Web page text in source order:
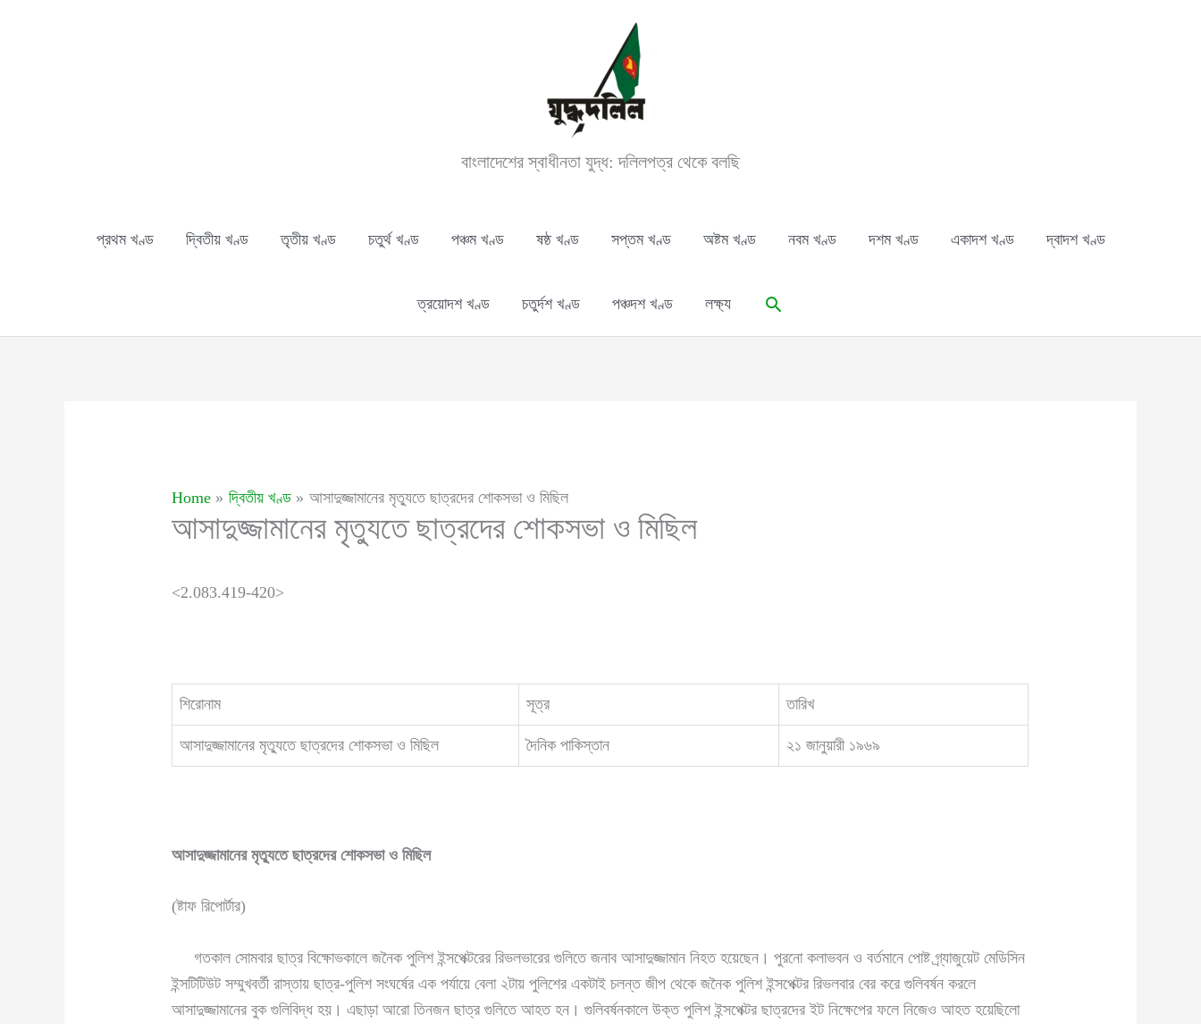
বাংলাদেশের স্বাধীনতা যুদ্ধ: দলিলপত্র থেকে বলছি
প্রথম খণ্ড দ্বিতীয় খণ্ড তৃতীয় খণ্ড চতুর্থ খণ্ড পঞ্চম খণ্ড ষষ্ঠ খণ্ড সপ্তম খণ্ড অষ্টম খণ্ড নবম খণ্ড দশম খণ্ড একাদশ খণ্ড দ্বাদশ খণ্ড
ত্রয়োদশ খণ্ড চতুর্দশ খণ্ড পঞ্চদশ খণ্ড লক্ষ্য Search
Home দ্বিতীয় খণ্ড আসাদুজ্জামানের মৃত্যুতে ছাত্রদের শোকসভা ও মিছিল
আসাদুজ্জামানের মৃত্যুতে ছাত্রদের শোকসভা ও মিছিল
<2.083.419-420>
শিরোনাম সূত্র তারিখ
আসাদুজ্জামানের মৃত্যুতে ছাত্রদের শোকসভা ও মিছিল দৈনিক পাকিস্তান ২১ জানুয়ারী ১৯৬৯
আসাদুজ্জামানের মৃত্যুতে ছাত্রদের শোকসভা ও মিছিল
(ষ্টাফ রিপোর্টার)
গতকাল সোমবার ছাত্র বিক্ষোভকালে জনৈক পুলিশ ইন্সপেক্টরের রিভলভারের গুলিতে জনাব আসাদুজ্জামান নিহত হয়েছেন। পুরনো কলাভবন ও বর্তমানে পোষ্ট গ্র্যাজুয়েট মেডিসিন
ইন্সটিটিউট সম্মুখবর্তী রাস্তায় ছাত্র-পুলিশ সংঘর্ষের এক পর্যায়ে বেলা ২টায় পুলিশের একটাই চলন্ত জীপ থেকে জনৈক পুলিশ ইন্সপেক্টর রিভলবার বের করে গুলিবর্ষন করলে
আসাদুজ্জামানের বুক গুলিবিদ্ধ হয়। এছাড়া আরো তিনজন ছাত্র গুলিতে আহত হন। গুলিবর্ষনকালে উক্ত পুলিশ ইন্সপেক্টর ছাত্রদের ইট নিক্ষেপের ফলে নিজেও আহত হয়েছিলো